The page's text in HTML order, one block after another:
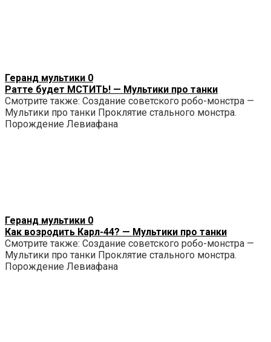
Геранд мультики 0
Ратте будет МСТИТЬ! — Мультики про танки
Смотрите также: Создание советского робо-монстра —
Мультики про танки Проклятие стального монстра.
Порождение Левиафана
Геранд мультики 0
Как возродить Карл-44? — Мультики про танки
Смотрите также: Создание советского робо-монстра —
Мультики про танки Проклятие стального монстра.
Порождение Левиафана